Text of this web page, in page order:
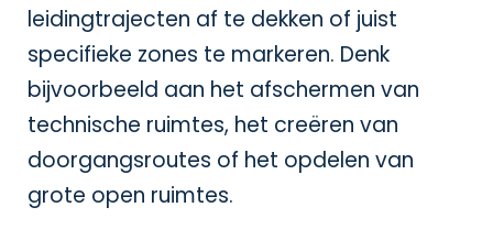
leidingtrajecten af te dekken of juist
specifieke zones te markeren. Denk
bijvoorbeeld aan het afschermen van
technische ruimtes, het creëren van
doorgangsroutes of het opdelen van
grote open ruimtes.